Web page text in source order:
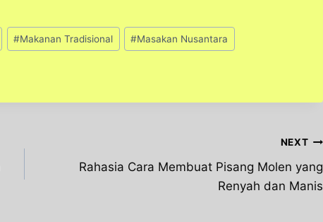
#Makanan Tradisional #Masakan Nusantara
NEXT
Rahasia Cara Membuat Pisang Molen yang
Renyah dan Manis